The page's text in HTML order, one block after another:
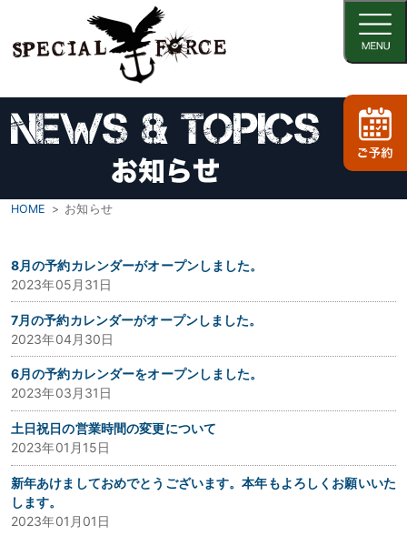
HOME お知らせ
8月の予約カレンダーがオープンしました。
2023年05月31日
7月の予約カレンダーがオープンしました。
2023年04月30日
6月の予約カレンダーをオープンしました。
2023年03月31日
土日祝日の営業時間の変更について
2023年01月15日
新年あけましておめでとうございます。本年もよろしくお願いいた
します。
2023年01月01日